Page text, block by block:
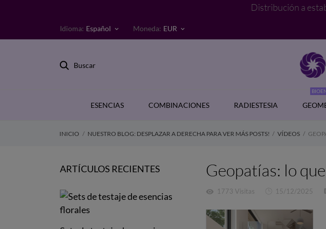
Distribución a
Idioma: Español keyboard_arrow_down Moneda: EUR keyboard_arrow_down
Buscar
ESENCIAS COMBINACIONES RADIESTESIA
INICIO NUESTRO BLOG: DESPLAZAR A DERECHA PARA VER MÁS POSTS! VÍDEOS
ARTÍCULOS RECIENTES Geopatías: lo
visibility 1773 Visitas 15/12/2025